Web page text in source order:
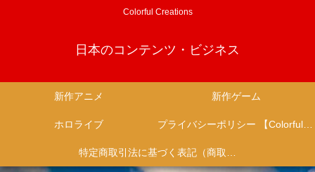
Colorful Creations
日本のコンテンツ・ビジネス
新作アニメ 新作ゲーム
ホロライブ プライバシーポリシー 【Colorful Creation】
特定商取引法に基づく表記（商取引に関する開示）